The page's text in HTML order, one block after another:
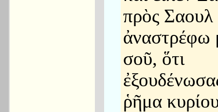
πρὸς
ἀναστρέφω
σοῦ, ὅτι
ῥῆμα